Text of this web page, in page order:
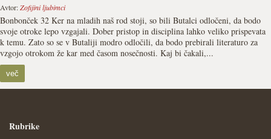
Avtor:Zofijini ljubimci
Bonbonček 32 Ker na mladih naš rod stoji, so bili Butalci odločeni, da bodo
svoje otroke lepo vzgajali. Dober pristop in disciplina lahko veliko prispevata
k temu. Zato so se v Butaliji modro odločili, da bodo prebirali literaturo za
vzgojo otrokom že kar med časom nosečnosti. Kaj bi čakali,...
več
Rubrike